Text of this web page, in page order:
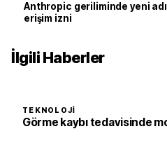
Anthropic geriliminde yeni
erişim izni
İlgili Haberler
TEKNOLOJI
Görme kaybı tedavisinde